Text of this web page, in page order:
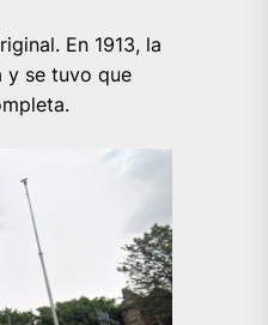
En 1913, la
y se tuvo que